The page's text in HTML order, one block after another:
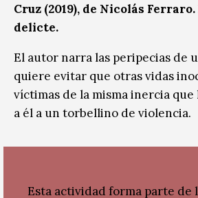
Cruz (2019), de Nicolás
delicte.
El autor narra las peripecias de
quiere evitar que otras vidas
víctimas de la misma inercia
a él a un torbellino de violencia.
Esta actividad forma parte de